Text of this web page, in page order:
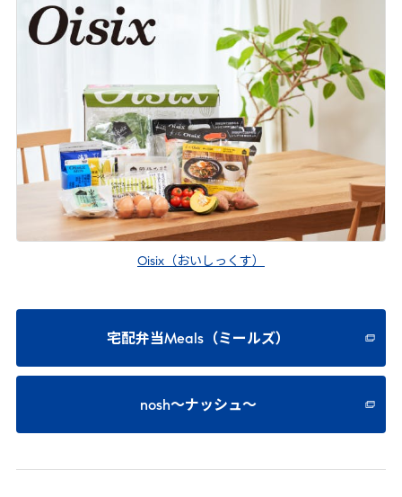
Oisix（おいしっくす）
宅配弁当Meals（ミールズ）
nosh～ナッシュ～